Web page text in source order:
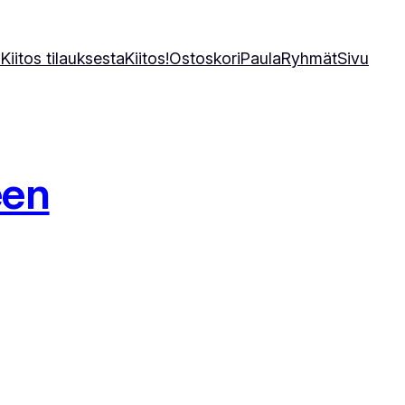
Kiitos tilauksestaKiitos!OstoskoriPaulaRyhmätSivu